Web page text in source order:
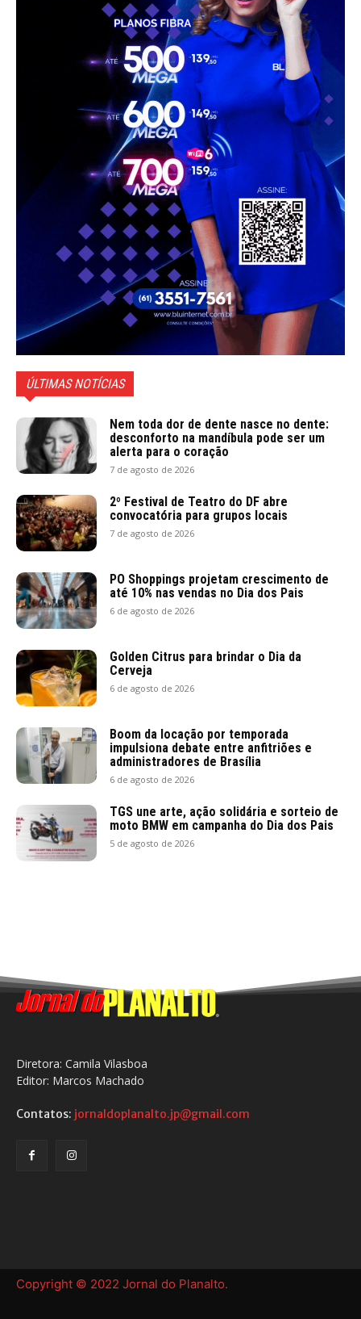
ÚLTIMAS NOTÍCIAS
Nem toda dor de dente nasce no dente:
desconforto na mandíbula pode ser um
alerta para o coração
7 de agosto de 2026
2º Festival de Teatro do DF abre
convocatória para grupos locais
7 de agosto de 2026
PO Shoppings projetam crescimento de
até 10% nas vendas no Dia dos Pais
6 de agosto de 2026
Golden Citrus para brindar o Dia da
Cerveja
6 de agosto de 2026
Boom da locação por temporada
impulsiona debate entre anfitriões e
administradores de Brasília
6 de agosto de 2026
TGS une arte, ação solidária e sorteio de
moto BMW em campanha do Dia dos Pais
5 de agosto de 2026
Diretora: Camila Vilasboa
Editor: Marcos Machado
Contatos: jornaldoplanalto.jp@gmail.com
Copyright © 2022 Jornal do Planalto.